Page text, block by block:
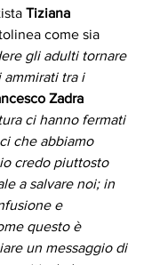
Tiziana
come sia
gli adulti tornare
ammirati tra i
Zadra
ci hanno fermati
che abbiamo
io credo piuttosto
a salvare noi; in
e
questo è
un messaggio di